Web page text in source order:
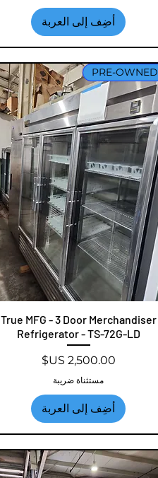
أضِف إلى العربة
العرض السريع
PRE-OWNED
True MFG - 3 Door Merchandiser
Refrigerator - TS-72G-LD
السعر
مستثناة ضريبة
أضِف إلى العربة